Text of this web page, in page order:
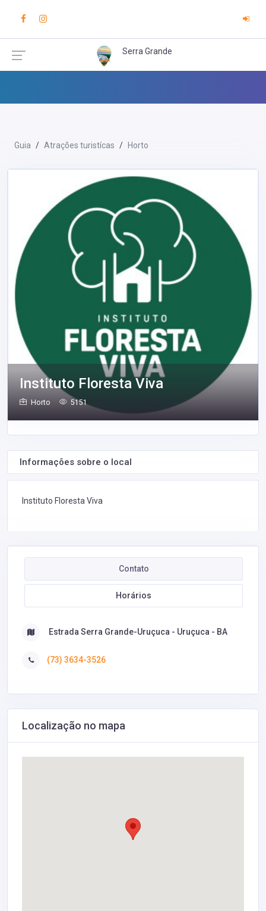
Serra Grande
Guia Atrações turistícas Horto
Instituto Floresta Viva
Horto 5151
Informações sobre o local
Instituto Floresta Viva
Contato
Horários
Estrada Serra Grande-Uruçuca - Uruçuca - BA
(73) 3634-3526
Localização no mapa